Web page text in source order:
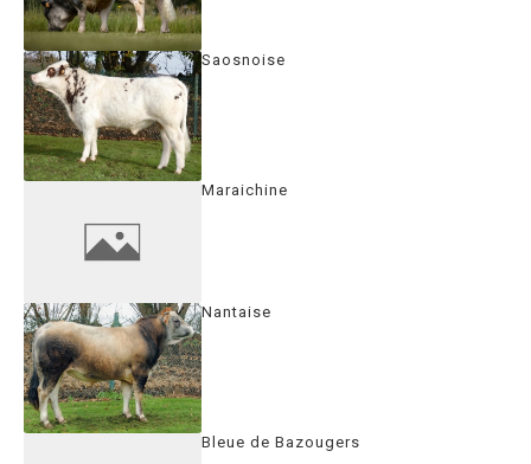
Saosnoise
Maraichine
Nantaise
Bleue de Bazougers